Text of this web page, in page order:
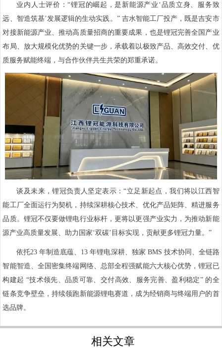
业内人士评价：“锂冠的崛起，是新能源产业‘品质立身、服务致
远、智造筑基’发展逻辑的生动实践。” 吉水智能工厂投产，既是吉安市
对接新能源产业、推动高质量招商的重要成果，也是锂冠完善全国产业
布局、放大规模化优势的关键一步，承载着以极致产品、高效交付、优
质服务赋能终端，与合作伙伴共生共荣的郑重承诺。
谈及未来，锂冠负责人坚定表示：“立足新起点，我们将以江西智
能工厂全面运行为契机，持续深耕核心技术、优化产品矩阵、精进服务
品质。锂冠不仅要做锂电行业标杆，更将以更强产业实力，为推动新能
源产业高质量发展、助力国家‘双碳’目标实现，贡献更多锂冠力量。”
依托23 年制造底蕴、13 年锂电深耕、独家 BMS 技术协同、全链路
智能智造、全国密集终端网络、总部全程强赋能六大核心优势，锂冠已
构建起 “技术领先、品质可靠、交付高效、服务完善、盈利稳定” 的全
链条竞争壁垒，持续领跑新能源锂电赛道，成为经销商与终端用户的首
选品牌。
相关文章